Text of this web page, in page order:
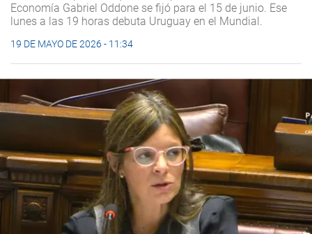
Economía Gabriel Oddone se fijó para el 15 de junio. Ese
lunes a las 19 horas debuta Uruguay en el Mundial.
19 DE MAYO DE 2026 - 11:34